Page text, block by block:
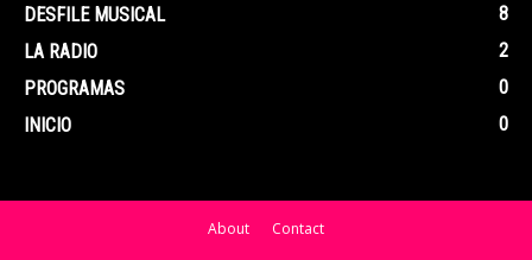
DESFILE MUSICAL
8
LA RADIO
2
PROGRAMAS
0
INICIO
0
About Contact